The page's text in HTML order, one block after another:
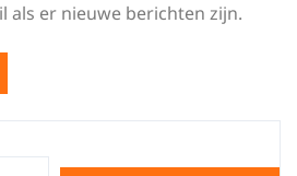
als er nieuwe berichten zijn.